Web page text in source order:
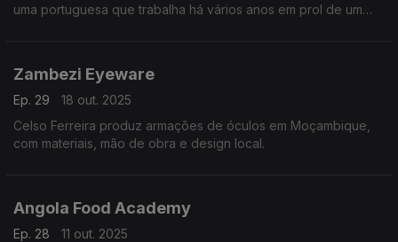
uma portuguesa que trabalha há vários anos em prol de um
Zambezi Eyeware
Ep. 29
18 out. 2025
Celso Ferreira produz armações de óculos em Moçambique,
com materiais, mão de obra e design local.
Angola Food Academy
Ep. 28
11 out. 2025